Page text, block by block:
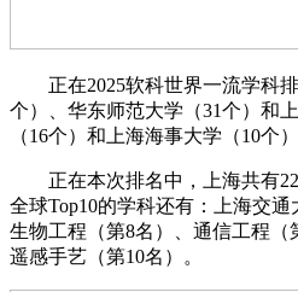
正在2025软科世界一流学科排
个）、华东师范大学（31个）和
（16个）和上海海事大学（10个）
正在本次排名中，上海共有22
全球Top10的学科还有：上海交
生物工程（第8名）、通信工程（
遥感手艺（第10名）。